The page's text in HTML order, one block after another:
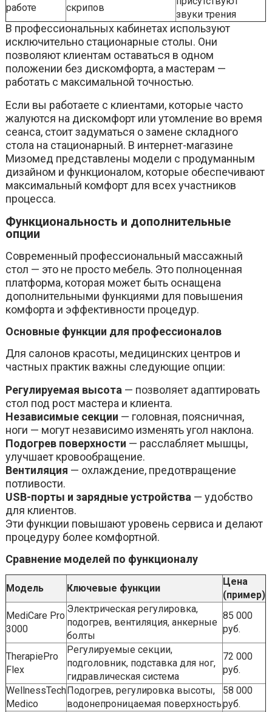
работе
скрипов
звуки трения
В профессиональных кабинетах используют
исключительно стационарные столы. Они
позволяют клиентам оставаться в одном
положении без дискомфорта, а мастерам —
работать с максимальной точностью.
Если вы работаете с клиентами, которые часто
жалуются на дискомфорт или утомление во время
сеанса, стоит задуматься о замене складного
стола на стационарный. В интернет-магазине
Мизомед представлены модели с продуманным
дизайном и функционалом, которые обеспечивают
максимальный комфорт для всех участников
процесса.
Функциональность и дополнительные
опции
Современный профессиональный массажный
стол — это не просто мебель. Это полноценная
платформа, которая может быть оснащена
дополнительными функциями для повышения
комфорта и эффективности процедур.
Основные функции для профессионалов
Для салонов красоты, медицинских центров и
частных практик важны следующие опции:
Регулируемая высота — позволяет адаптировать
стол под рост мастера и клиента.
Независимые секции — головная, поясничная,
ноги — могут независимо изменять угол наклона.
Подогрев поверхности — расслабляет мышцы,
улучшает кровообращение.
Вентиляция — охлаждение, предотвращение
потливости.
USB-порты и зарядные устройства — удобство
для клиентов.
Эти функции повышают уровень сервиса и делают
процедуру более комфортной.
Сравнение моделей по функционалу
Модель Ключевые функции
Цена
(пример)
MediCare Pro
3000
Электрическая регулировка,
подогрев, вентиляция, анкерные
болты
85 000
руб.
TherapiePro
Flex
Регулируемые секции,
подголовник, подставка для ног,
гидравлическая система
72 000
руб.
WellnessTech
Medico
Подогрев, регулировка высоты,
водонепроницаемая поверхность
58 000
руб.